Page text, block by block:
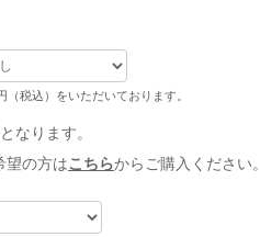
（税込）をいただいております。
なります。
望の方はこちらからご購入ください。